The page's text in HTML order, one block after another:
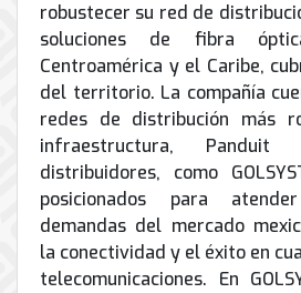
robustecer su red de
soluciones de fibra
Centroamérica y el Caribe,
del territorio. La compañía
redes de distribución más
infraestructura,
distribuidores, como
posicionados para
demandas del mercado
la conectividad y el éxito en
telecomunicaciones. En